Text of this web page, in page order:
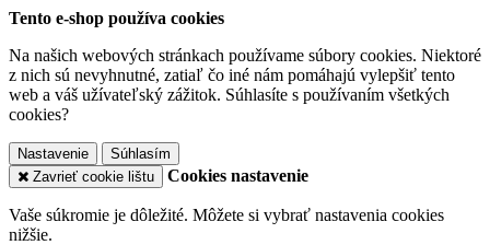
Tento e-shop používa cookies
Na našich webových stránkach používame súbory cookies. Niektoré
z nich sú nevyhnutné, zatiaľ čo iné nám pomáhajú vylepšiť tento
web a váš užívateľský zážitok. Súhlasíte s používaním všetkých
cookies?
Nastavenie
Súhlasím
Zavrieť cookie lištu
Cookies nastavenie
Vaše súkromie je dôležité. Môžete si vybrať nastavenia cookies
nižšie.